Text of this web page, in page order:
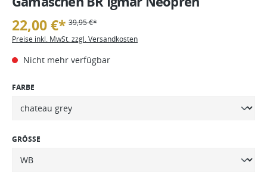
22,00 €* 39,95 €*
Preise inkl. MwSt. zzgl. Versandkosten
Nicht mehr verfügbar
FARBE
GRÖSSE